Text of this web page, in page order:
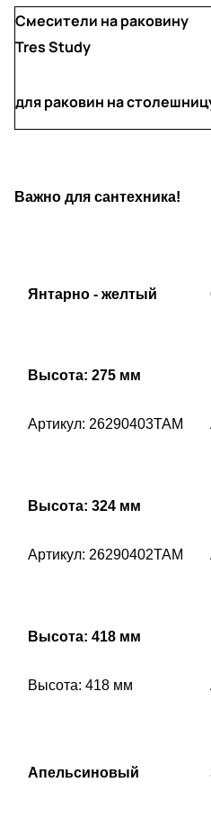
Смесители на раковину
Tres Study
для раковин на
Важно для сантехника!
Янтарно - желтый
Высота: 275 мм
Артикул: 26290403TAM
Высота: 324 мм
Артикул: 26290402TAM
Высота: 418 мм
Высота: 418 мм
Апельсиновый